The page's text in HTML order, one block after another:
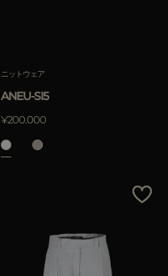
ニットウェア
ANEU-SI5
¥200.000